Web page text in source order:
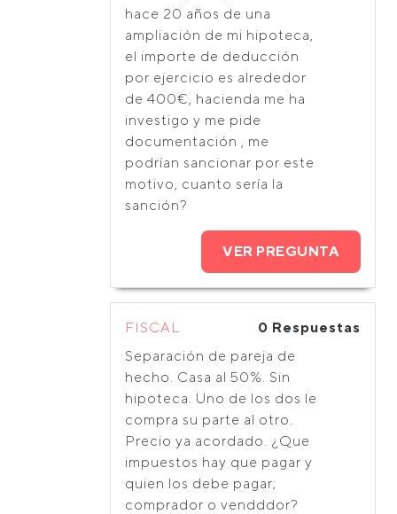
hace 20 años de una
ampliación de mi hipoteca,
el importe de deducción
por ejercicio es alrededor
de 400€, hacienda me ha
investigo y me pide
documentación , me
podrían sancionar por este
motivo, cuanto sería la
sanción?
VER PREGUNTA
FISCAL
0 Respuestas
Separación de pareja de
hecho. Casa al 50%. Sin
hipoteca. Uno de los dos le
compra su parte al otro.
Precio ya acordado. ¿Que
impuestos hay que pagar y
quien los debe pagar;
comprador o vendddor?